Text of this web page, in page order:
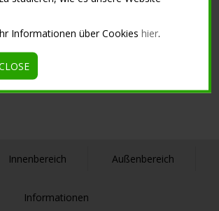
Innenbereich Außenbereich
Informationen
Informationen über Cookieshier.